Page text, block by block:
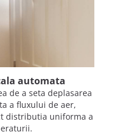
automata
de a seta deplasarea
a fluxului de aer,
distributia uniforma a